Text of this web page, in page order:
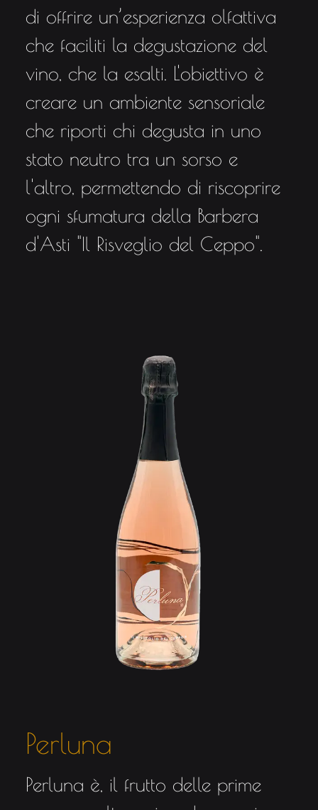
di offrire un’esperienza olfattiva
che faciliti la degustazione del
vino, che la esalti. L'obiettivo è
creare un ambiente sensoriale
che riporti chi degusta in uno
stato neutro tra un sorso e
l'altro, permettendo di riscoprire
ogni sfumatura della Barbera
d'Asti "Il Risveglio del Ceppo".
Perluna
Perluna è, il frutto delle prime